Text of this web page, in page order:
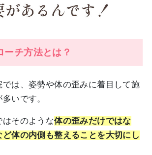
ーチ方法とは？
は、姿勢や体の歪みに着目して施
いです。
はそのような体の歪みだけではな
ど体の内側も整えることを大切にし